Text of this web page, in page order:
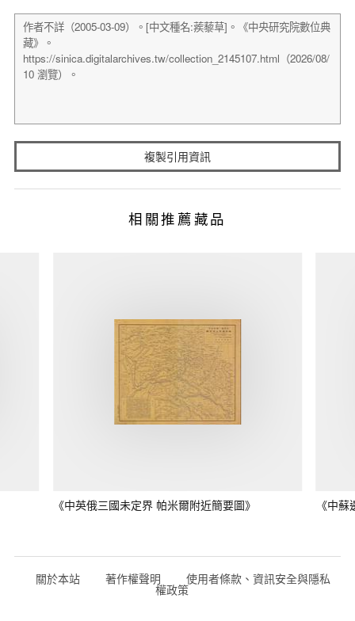
複製引用資訊
相關推薦藏品
《中英俄三國未定界 帕米爾附近簡要圖》 《中
關於本站 著作權聲明 使用者條款、資訊安全與隱私
權政策